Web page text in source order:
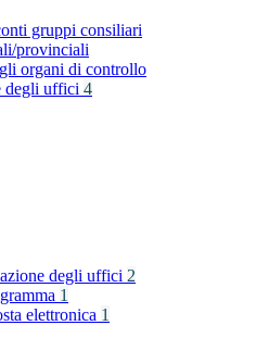
gruppi consiliari
provinciali
organi di controllo
degli uffici 4
degli uffici 2
1
elettronica 1